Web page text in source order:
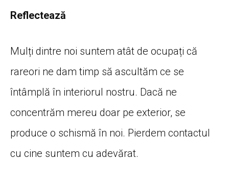
Reflectează
Mulți dintre noi suntem atât de ocupați că
rareori ne dam timp să ascultăm ce se
întâmplă în interiorul nostru. Dacă ne
concentrăm mereu doar pe exterior, se
produce o schismă în noi. Pierdem contactul
cu cine suntem cu adevărat.